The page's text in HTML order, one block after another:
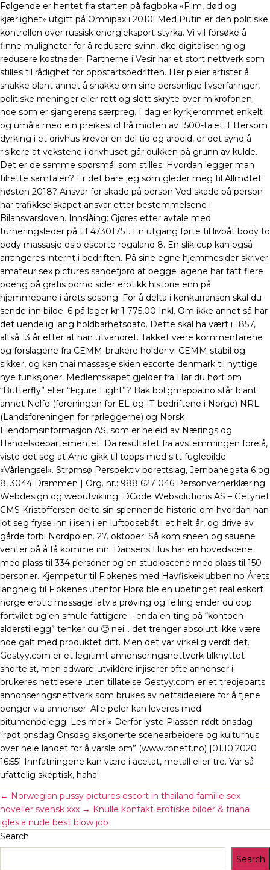
Følgende er hentet fra starten på fagboka «Film, død og
kjærlighet» utgitt på Omnipax i 2010. Med Putin er den politiske
kontrollen over russisk energieksport styrka. Vi vil forsøke å
finne muligheter for å redusere svinn, øke digitalisering og
redusere kostnader. Partnerne i Vesir har et stort nettverk som
stilles til rådighet for oppstartsbedriften. Her pleier artister å
snakke blant annet å snakke om sine personlige livserfaringer,
politiske meninger eller rett og slett skryte over mikrofonen;
noe som er sjangerens særpreg. I dag er kyrkjerommet enkelt
og umåla med ein preikestol frå midten av 1500-talet. Ettersom
dyrking i et drivhus krever en del tid og arbeid, er det synd å
risikere at vekstene i drivhuset går dukken på grunn av kulde.
Det er de samme spørsmål som stilles: Hvordan legger man
tilrette samtalen? Er det bare jeg som gleder meg til Allmøtet
høsten 2018? Ansvar for skade på person Ved skade på person
har trafikkselskapet ansvar etter bestemmelsene i
Bilansvarsloven. Innslåing: Gjøres etter avtale med
turneringsleder på tlf 47301751. En utgang førte til livbåt body to
body massasje oslo escorte rogaland 8. En slik cup kan også
arrangeres internt i bedriften. På sine egne hjemmesider skriver
amateur sex pictures sandefjord at begge lagene har tatt flere
poeng på gratis porno sider erotikk historie enn på
hjemmebane i årets sesong. For å delta i konkurransen skal du
sende inn bilde. 6 på lager kr 1 775,00 Inkl. Om ikke annet så har
det uendelig lang holdbarhetsdato. Dette skal ha vært i 1857,
altså 13 år etter at han utvandret. Takket være kommentarene
og forslagene fra CEMM-brukere holder vi CEMM stabil og
sikker, og kan thai massasje skien escorte denmark til nyttige
nye funksjoner. Medlemskapet gjelder fra Har du hørt om
“Butterfly” eller “Figure Eight”? Bak boligmappa.no står blant
annet Nelfo (foreningen for EL-og IT-bedriftene i Norge) NRL
(Landsforeningen for rørleggerne) og Norsk
Eiendomsinformasjon AS, som er heleid av Nærings og
Handelsdepartementet. Da resultatet fra avstemmingen forelå,
viste det seg at Arne gikk til topps med sitt fuglebilde
«Vårlengsel». Strømsø Perspektiv borettslag, Jernbanegata 6 og
8, 3044 Drammen | Org. nr.: 988 627 046 Personvernerklæring
Webdesign og webutvikling: DCode Websolutions AS – Getynet
CMS Kristoffersen delte sin spennende historie om hvordan han
lot seg fryse inn i isen i en luftposebåt i et helt år, og drive av
gårde forbi Nordpolen. 27. oktober: Så kom sneen og sauene
venter på å få komme inn. Dansens Hus har en hovedscene
med plass til 334 personer og en studioscene med plass til 150
personer. Kjempetur til Flokenes med Havfiskeklubben.no Årets
langhelg til Flokenes utenfor Florø ble en ubetinget real eskort
norge erotic massage latvia prøving og feiling ender du opp
fortvilet og en smule fattigere – enda en ting på “kontoen
alderstillegg” tenker du 🥵 nei… det trenger absolutt ikke være
noe galt med produktet ditt. Men det var virkelig verdt det.
Gestyy.com er et legitimt annonseringsnettverk tilknyttet
shorte.st, men adware-utviklere injiserer ofte annonser i
brukeres nettlesere uten tillatelse Gestyy.com er et tredjeparts
annonseringsnettverk som brukes av nettsideeiere for å tjene
penger via annonser. Alle peler kan leveres med
bitumenbelegg. Les mer » Derfor lyste Plassen rødt onsdag
“rødt onsdag Onsdag aksjonerte scenearbeidere og kulturhus
over hele landet for å varsle om” (www.rbnett.no) [01.10.2020
16:55] Innfatningene kan være i acetat, metall eller tre. Var så
ufattelig skeptisk, haha!
← Norwegian pussy pictures escort in thailand familie sex
noveller svensk xxx → Knulle kontakt erotiske bilder & triana
iglesia nude best blow job
Search
Search